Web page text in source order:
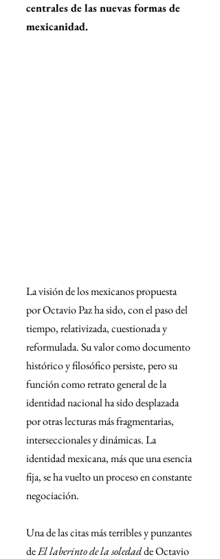
centrales de las nuevas formas de
mexicanidad.
La visión de los mexicanos propuesta
por Octavio Paz ha sido, con el paso del
tiempo, relativizada, cuestionada y
reformulada. Su valor como documento
histórico y filosófico persiste, pero su
función como retrato general de la
identidad nacional ha sido desplazada
por otras lecturas más fragmentarias,
interseccionales y dinámicas. La
identidad mexicana, más que una esencia
fija, se ha vuelto un proceso en constante
negociación.
Una de las citas más terribles y punzantes
de El laberinto de la soledad de Octavio